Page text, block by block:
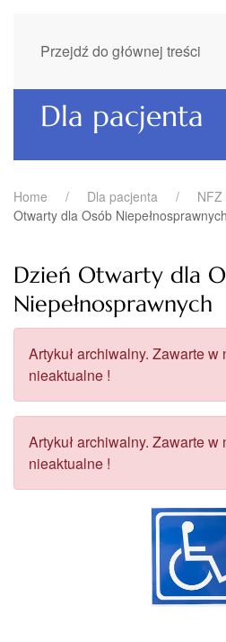
Przejdź do głównej treści
Dla pacjenta
Home Dla pacjenta
Otwarty dla Osób Niepełnosprawnych
Dzień Otwarty dla
Niepełnosprawnych
Artykuł archiwalny. Zawarte
nieaktualne !
Artykuł archiwalny. Zawarte
nieaktualne !